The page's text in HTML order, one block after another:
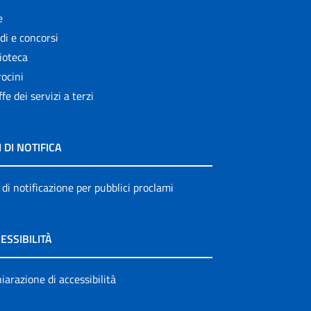
e concorsi
dei servizi a terzi
DI NOTIFICA
notificazione per pubblici proclami
di accessibilità